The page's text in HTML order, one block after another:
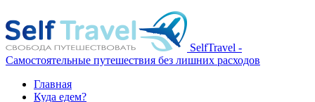
SelfTravel -
Самостоятельные путешествия без лишних расходов
Главная
Куда едем?